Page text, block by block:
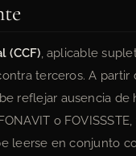
(CCF), aplicable
terceros. A
reflejar ausencia
o
leerse en conjunto